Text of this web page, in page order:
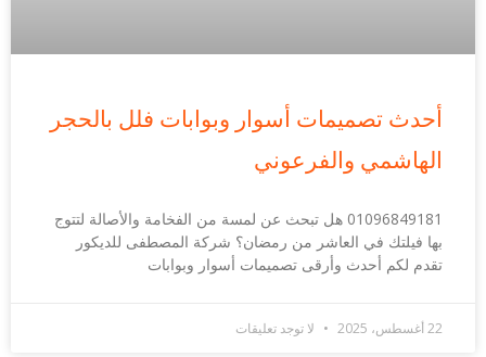
أحدث تصميمات أسوار وبوابات فلل بالحجر
الهاشمي والفرعوني
01096849181 هل تبحث عن لمسة من الفخامة والأصالة لتتوج
بها فيلتك في العاشر من رمضان؟ شركة المصطفى للديكور
تقدم لكم أحدث وأرقى تصميمات أسوار وبوابات
22 أغسطس، 2025 لا توجد تعليقات